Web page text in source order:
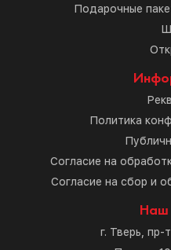
Подарочные
Политика
Согласие на
Согласие на сбор и
Наш
г. Тверь, пр-